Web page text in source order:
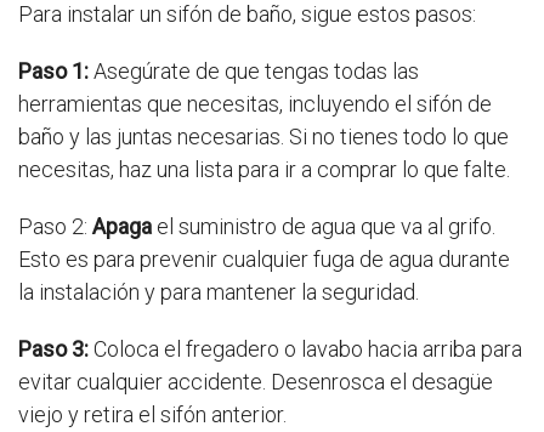
Para instalar un sifón de baño, sigue estos pasos:
Paso 1:Asegúrate de que tengas todas las
herramientas que necesitas, incluyendo el sifón de
baño y las juntas necesarias. Si no tienes todo lo que
necesitas, haz una lista para ir a comprar lo que falte.
Paso 2: Apaga el suministro de agua que va al grifo.
Esto es para prevenir cualquier fuga de agua durante
la instalación y para mantener la seguridad.
Paso 3:Coloca el fregadero o lavabo hacia arriba para
evitar cualquier accidente. Desenrosca el desagüe
viejo y retira el sifón anterior.